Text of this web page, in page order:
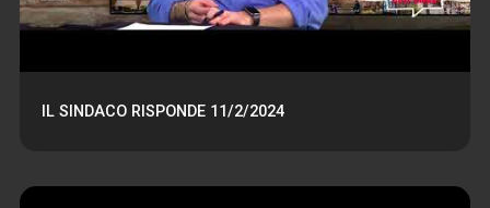
IL SINDACO RISPONDE 11/2/2024